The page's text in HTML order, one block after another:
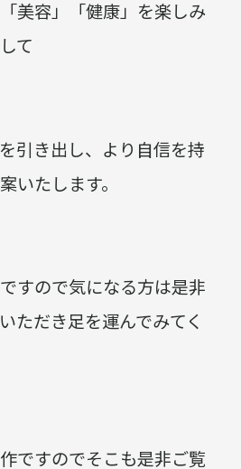
美容」「健康」を楽しみ
て
引き出し、より自信を持
いたします。
すので気になる方は是非
ただき足を運んでみてく
ですのでそこも是非ご覧